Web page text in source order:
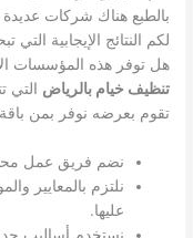
بالطبع هناك شركات
لكم النتائج الإيجابية
هل توفر هذه المؤسسات
تنظيف خيام بالرياض التي
تقوم بعرضه نوفر بمن
نضم فريق عمل
نلتزم بالمعايير
عليها.